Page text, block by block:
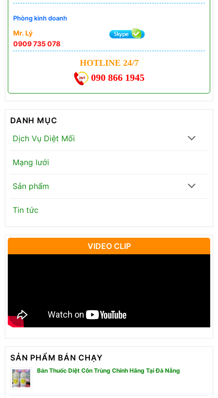
Phòng kinh doanh
Mr. Lý
0909 735 078
HOTLINE 24/7
090 866 1945
DANH MỤC
Dịch Vụ Diệt Mối
Mạng lưới
Sản phẩm
Tin tức
VIDEO CLIP
SẢN PHẨM BÁN CHẠY
Bán Thuốc Diệt Côn Trùng Chính Hãng Tại Đà Nẵng